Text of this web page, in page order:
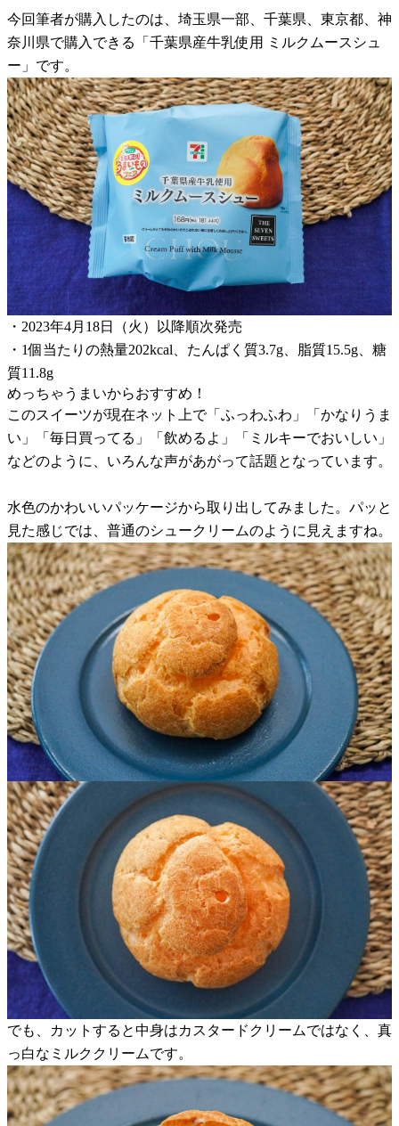
今回筆者が購入したのは、埼玉県一部、千葉県、東京都、神
奈川県で購入できる「千葉県産牛乳使用 ミルクムースシュ
ー」です。
・2023年4月18日（火）以降順次発売
・1個当たりの熱量202kcal、たんぱく質3.7g、脂質15.5g、糖
質11.8g
めっちゃうまいからおすすめ！
このスイーツが現在ネット上で「ふっわふわ」「かなりうま
い」「毎日買ってる」「飲めるよ」「ミルキーでおいしい」
などのように、いろんな声があがって話題となっています。
水色のかわいいパッケージから取り出してみました。パッと
見た感じでは、普通のシュークリームのように見えますね。
でも、カットすると中身はカスタードクリームではなく、真
っ白なミルククリームです。